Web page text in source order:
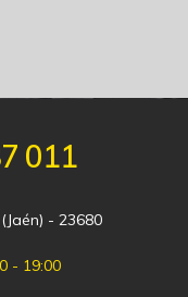
011
- 23680
- 19:00